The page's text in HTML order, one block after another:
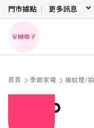
門市據點
首頁 季節家電 捕蚊燈/拍